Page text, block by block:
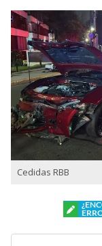
Cedidas RBB